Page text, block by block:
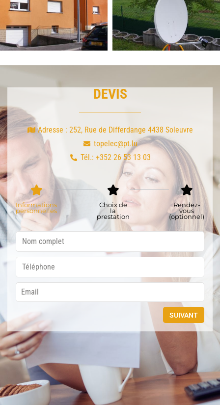
DEVIS
Adresse : 252, Rue de Differdange 4438 Soleuvre
topelec@pt.lu
Tél.: +352 26 53 13 03
Informations
personnelles
Choix de
la
prestation
Rendez-
vous
(optionnel)
SUIVANT